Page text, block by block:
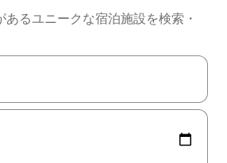
るユニークな宿泊施設を検索・
ら、上下の矢印キーを使って移動するか